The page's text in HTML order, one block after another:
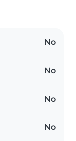
No
No
No
No